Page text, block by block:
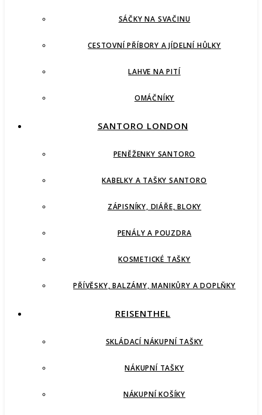
SÁČKY NA SVAČINU
CESTOVNÍ PŘÍBORY A JÍDELNÍ HŮLKY
LAHVE NA PITÍ
OMÁČNÍKY
SANTORO LONDON
PENĚŽENKY SANTORO
KABELKY A TAŠKY SANTORO
ZÁPISNÍKY, DIÁŘE, BLOKY
PENÁLY A POUZDRA
KOSMETICKÉ TAŠKY
PŘÍVĚSKY, BALZÁMY, MANIKŮRY A DOPLŇKY
REISENTHEL
SKLÁDACÍ NÁKUPNÍ TAŠKY
NÁKUPNÍ TAŠKY
NÁKUPNÍ KOŠÍKY